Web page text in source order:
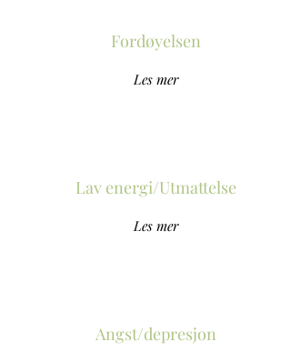
Fordøyelsen
Les mer
Lav energi/Utmattelse
Les mer
Angst/depresjon